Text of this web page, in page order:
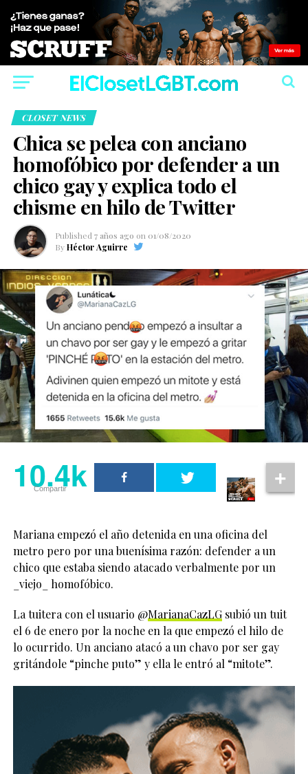
CLOSET NEWS
Chica se pelea con anciano
homofóbico por defender a un
chico gay y explica todo el
chisme en hilo de Twitter
Published 7 años ago on 01/08/2020
By Héctor Aguirre
10.4k
Compartir
Mariana empezó el año detenida en una oficina del
metro pero por una buenísima razón: defender a un
chico que estaba siendo atacado verbalmente por un
_viejo_ homofóbico.
La tuitera con el usuario @MarianaCazLGsubió un tuit
el 6 de enero por la noche en la que empezó el hilo de
lo ocurrido. Un anciano atacó a un chavo por ser gay
gritándole “pinche puto” y ella le entró al “mitote”.